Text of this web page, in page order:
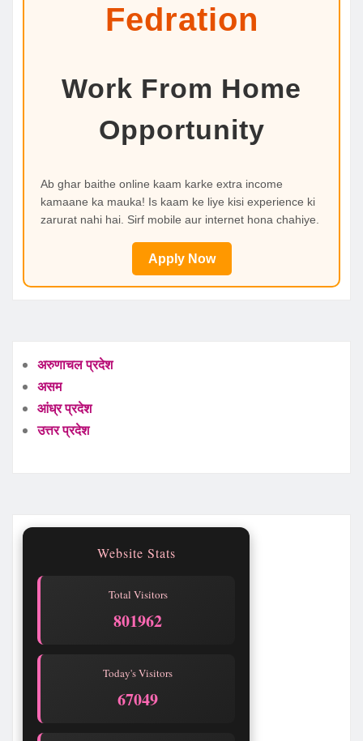
Fedration
Work From Home
Opportunity
Ab ghar baithe online kaam karke extra income
kamaane ka mauka! Is kaam ke liye kisi experience ki
zarurat nahi hai. Sirf mobile aur internet hona chahiye.
Apply Now
अरुणाचल प्रदेश
असम
आंध्र प्रदेश
उत्तर प्रदेश
Website Stats
Total Visitors
801964
Today's Visitors
67051